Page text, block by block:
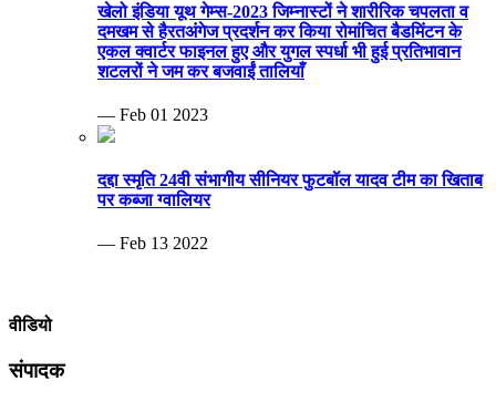
खेलो इंडिया यूथ गेम्स-2023 जिम्नास्टों ने शारीरिक चपलता व
दमखम से हैरतअंगेज प्रदर्शन कर किया रोमांचित बैडमिंटन के
एकल क्वार्टर फाइनल हुए और युगल स्पर्धा भी हुई प्रतिभावान
शटलरों ने जम कर बजवाईं तालियाँ
— Feb 01 2023
दद्दा स्मृति 24वी संभागीय सीनियर फुटबॉल यादव टीम का खिताब
पर कब्जा ग्वालियर
— Feb 13 2022
वीडियो
संपादक